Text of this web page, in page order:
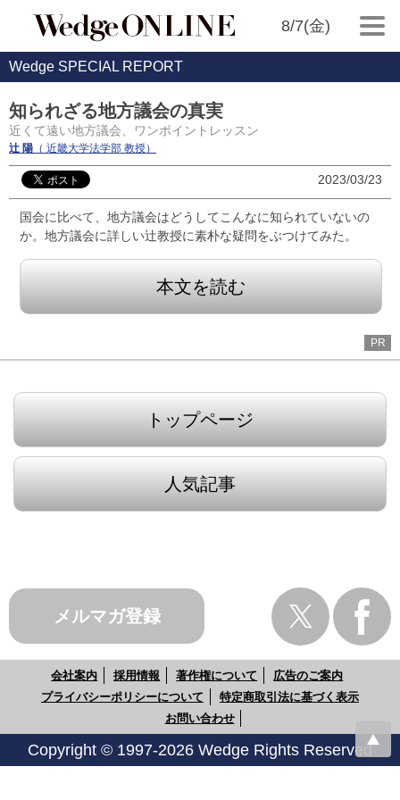
8/7(金)
Wedge SPECIAL REPORT
知られざる地方議会の真実
近くて遠い地方議会、ワンポイントレッスン
辻 陽 （ 近畿大学法学部 教授）
2023/03/23
国会に比べて、地方議会はどうしてこんなに知られていないの
か。地方議会に詳しい辻教授に素朴な疑問をぶつけてみた。
本文を読む
PR
トップページ
人気記事
メルマガ登録
会社案内 採用情報 著作権について
広告のご案内
プライバシーポリシーについて
特定商取引法に基づく表示
お問い合わせ
Copyright © 1997-2026 Wedge Rights Reserved